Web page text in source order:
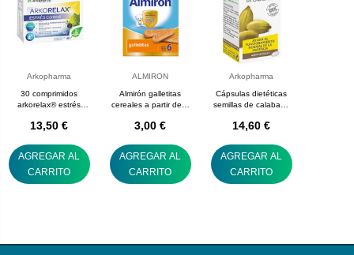
Arkopharma
30 comprimidos
arkorelax® estrés
13,50 €
AGREGAR AL
CARRITO
ALMIRON
Almirón galletitas
cereales a partir de 6
3,00 €
AGREGAR AL
CARRITO
Arkopharma
Cápsulas dietéticas
semillas de calabaza
14,60 €
AGREGAR AL
CARRITO